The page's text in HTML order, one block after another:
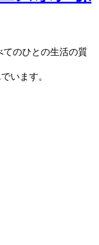
てのひとの生活の質
います。